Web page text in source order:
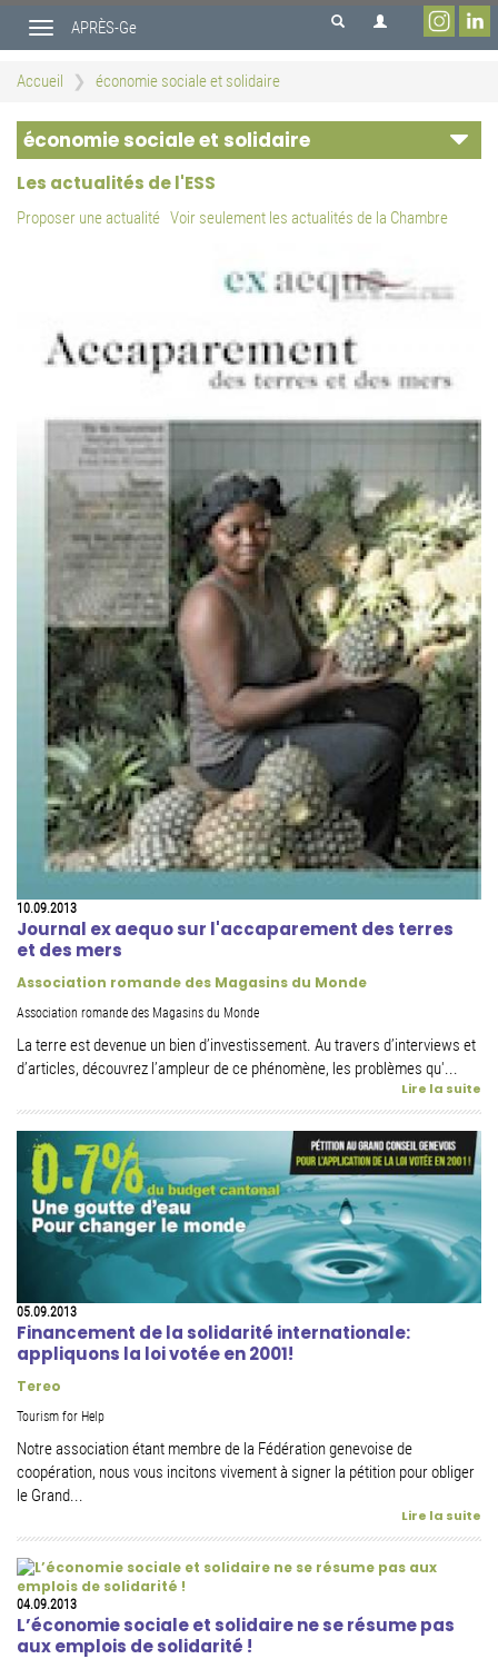
contenu
Toggle
navigation
APRÈS-Ge
Accueil économie sociale et solidaire
économie sociale et solidaire
Les actualités de l'ESS
Proposer une actualité Voir seulement les actualités de la Chambre
10.09.2013
Journal ex aequo sur l'accaparement des terres
et des mers
Association romande des Magasins du Monde
Association romande des Magasins du Monde
La terre est devenue un bien d’investissement. Au travers d’interviews et
d’articles, découvrez l’ampleur de ce phénomène, les problèmes qu'...
Lire la suite
05.09.2013
Financement de la solidarité internationale:
appliquons la loi votée en 2001!
Tereo
Tourism for Help
Notre association étant membre de la Fédération genevoise de
coopération, nous vous incitons vivement à signer la pétition pour obliger
le Grand...
Lire la suite
04.09.2013
L’économie sociale et solidaire ne se résume pas
aux emplois de solidarité !